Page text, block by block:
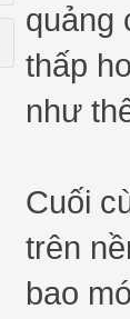
quảng
thấp
như
Cuối
trên
bao